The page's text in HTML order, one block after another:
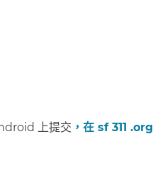
上提交 ，在 sf 311 .org